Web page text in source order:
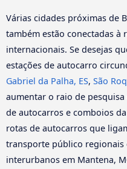
Várias cidades próximas de
também estão conectadas à
internacionais. Se desejas
estações de autocarro
Gabriel da Palha, ES, São
aumentar o raio de
de autocarros e comboios
rotas de autocarros que
transporte público regionais
interurbanos em Mantena,